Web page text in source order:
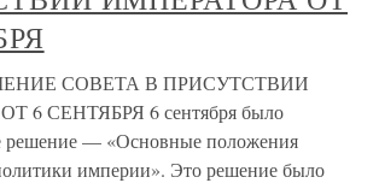
СОВЕТА В ПРИСУТСТВИИ
6 СЕНТЯБРЯ 6 сентября было
решение — «Основные положения
империи». Это решение было